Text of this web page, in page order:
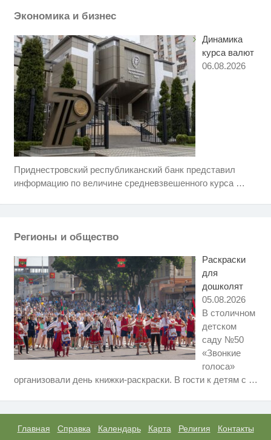
Экономика и бизнес
Динамика
курса валют
06.08.2026
Приднестровский республиканский банк представил
информацию по величине средневзвешенного курса …
Регионы и общество
Раскраски
для
дошколят
05.08.2026
В столичном
детском
саду №50
«Звонкие
голоса»
организовали день книжки-раскраски. В гости к детям с …
Главная Справка Календарь Карта Религия
Контакты
i
Т-Банк выпустил карты с
Скрытая камера на пляже
Ролик из Омска: вы будете
а смеяться вы будете долго